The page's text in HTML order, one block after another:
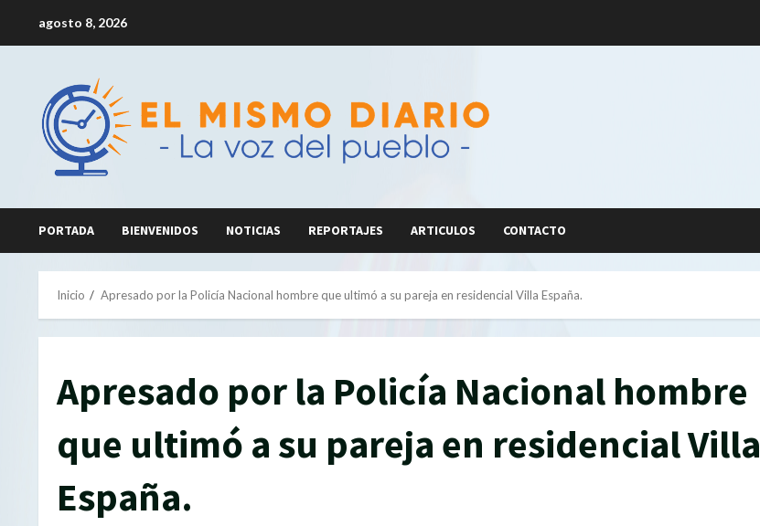
agosto 8, 2026
PORTADA BIENVENIDOS NOTICIAS REPORTAJES ARTICULOS CONTACTO
Inicio Apresado por la Policía Nacional hombre que ultimó a su pareja en residencial Villa España.
Apresado por la Policía Nacional hombre
que ultimó a su pareja en residencial Villa
España.